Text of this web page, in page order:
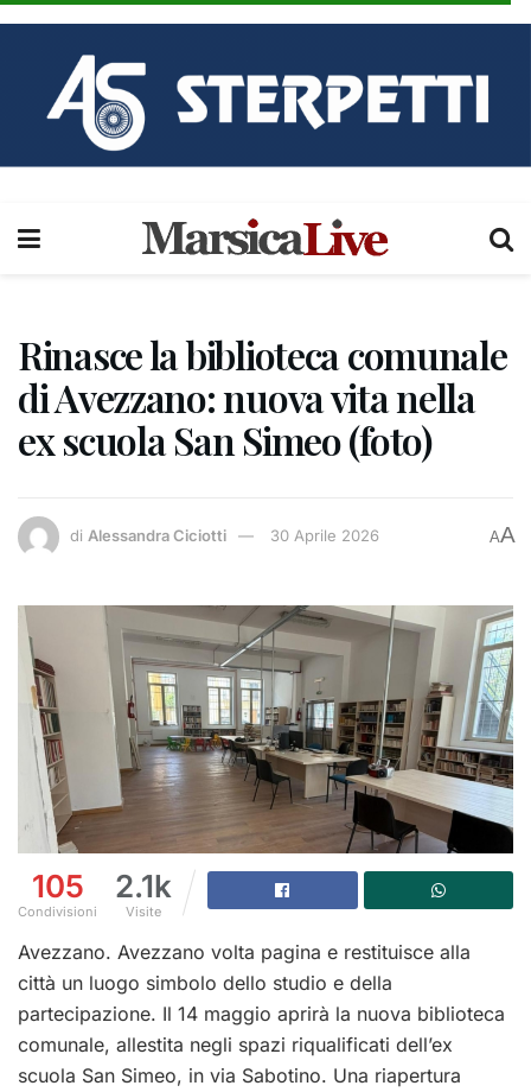
Rinasce la biblioteca comunale
di Avezzano: nuova vita nella
ex scuola San Simeo (foto)
di Alessandra Ciciotti 30 Aprile 2026 AA
105
Condivisioni
2.1k
Visite
Avezzano. Avezzano volta pagina e restituisce alla
città un luogo simbolo dello studio e della
partecipazione. Il 14 maggio aprirà la nuova biblioteca
comunale, allestita negli spazi riqualificati dell’ex
scuola San Simeo, in via Sabotino. Una riapertura